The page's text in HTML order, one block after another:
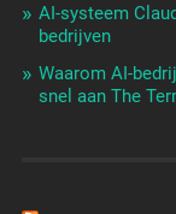
AI-systeem
bedrijven
Waarom AI-
snel aan The